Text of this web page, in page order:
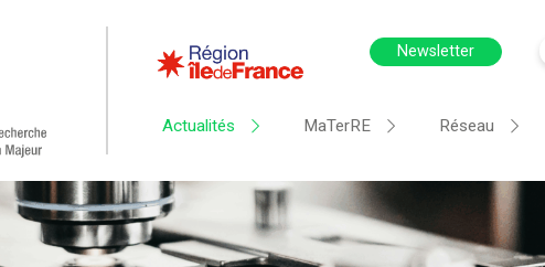
Newsletter
Actualités MaTerRE Réseau